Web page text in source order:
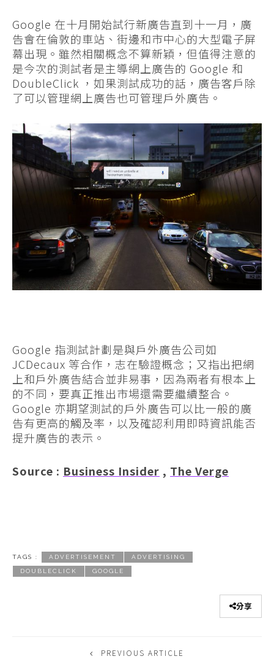
Google 在十月開始試行新廣告直到十一月，廣
告會在倫敦的車站、街邊和市中心的大型電子屏
幕出現。雖然相關概念不算新穎，但值得注意的
是今次的測試者是主導網上廣告的 Google 和
DoubleClick ，如果測試成功的話，廣告客戶除
了可以管理網上廣告也可管理戶外廣告。
Google 指測試計劃是與戶外廣告公司如
JCDecaux 等合作，志在驗證概念；又指出把網
上和戶外廣告結合並非易事，因為兩者有根本上
的不同，要真正推出市場還需要繼續整合。
Google 亦期望測試的戶外廣告可以比一般的廣
告有更高的觸及率，以及確認利用即時資訊能否
提升廣告的表示。
Source : Business Insider , The Verge
TAGS : ADVERTISEMENT ADVERTISING
DOUBLECLICK GOOGLE
分享
PREVIOUS ARTICLE